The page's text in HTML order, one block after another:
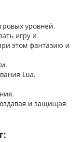
уровней.
игру и
этом фантазию и
Lua.
и защищая